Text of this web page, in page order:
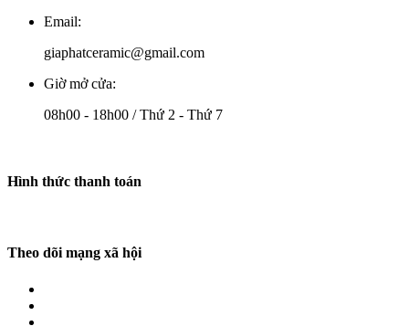
Email:
giaphatceramic@gmail.com
Giờ mở cửa:
08h00 - 18h00 / Thứ 2 - Thứ 7
Hình thức thanh toán
Theo dõi mạng xã hội